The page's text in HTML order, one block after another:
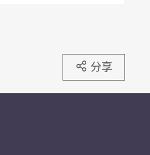
分享